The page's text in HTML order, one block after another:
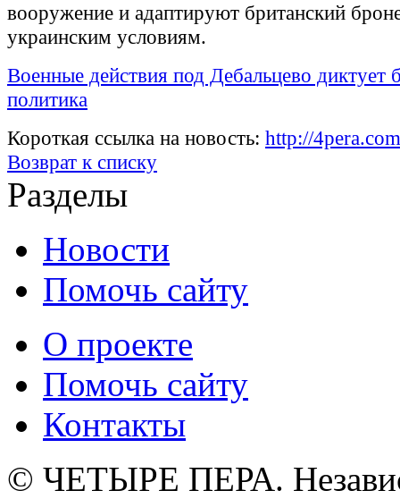
вооружение и адаптируют британский
украинским условиям.
Военные действия под Дебальцево диктует
политика
Короткая ссылка на новость: http://
Возврат к списку
Разделы
Новости
Помочь сайту
О проекте
Помочь сайту
Контакты
© ЧЕТЫРЕ ПЕРА.